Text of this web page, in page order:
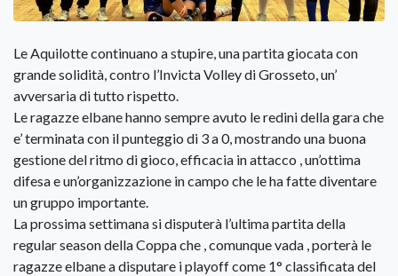
Le Aquilotte continuano a stupire, una partita giocata con
grande solidità, contro l’Invicta Volley di Grosseto, un’
avversaria di tutto rispetto.
Le ragazze elbane hanno sempre avuto le redini della gara che
e’ terminata con il punteggio di 3 a 0, mostrando una buona
gestione del ritmo di gioco, efficacia in attacco , un’ottima
difesa e un’organizzazione in campo che le ha fatte diventare
un gruppo importante.
La prossima settimana si disputerà l’ultima partita della
regular season della Coppa che , comunque vada , porterà le
ragazze elbane a disputare i playoff come 1° classificata del